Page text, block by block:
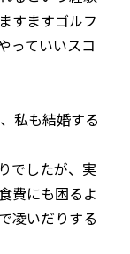
すますゴルフ
っていいスコ
私も結婚する
でしたが、実
費にも困るよ
凌いだりする